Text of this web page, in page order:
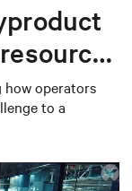
how operators
to a